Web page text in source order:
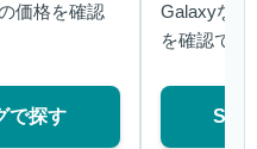
価格を確認
で探す
Galaxyなど
を確認でき